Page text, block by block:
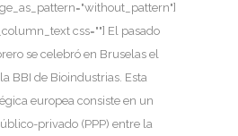
css=""] El pasado
se celebró en Bruselas el
BBI de Bioindustrias. Esta
europea consiste en un
privado (PPP) entre la